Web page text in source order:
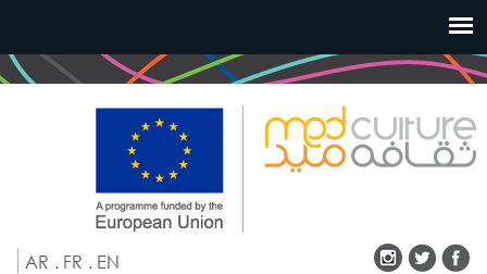
تجاوز
الرئيسي
EN
.
FR
.
AR